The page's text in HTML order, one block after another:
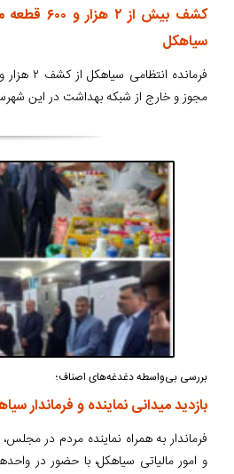
کشف بیش
سیاهکل
مجوز و خارج از شبکه بهداشت در این
بررسی بی‌واسطه دغدغه‌های اصناف؛
بازدید میدانی نماینده و فرماندار
فرماندار به همراه نماینده مردم در
و امور مالیاتی سیاهکل، با حضور در